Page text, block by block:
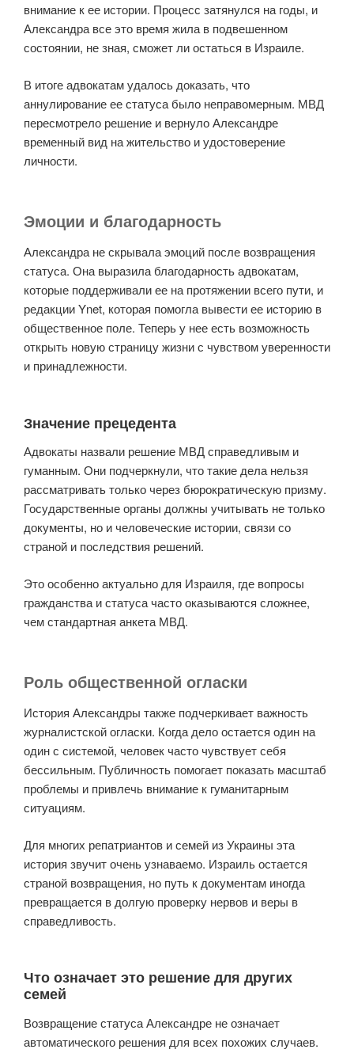
внимание к ее истории. Процесс затянулся на годы, и
Александра все это время жила в подвешенном
состоянии, не зная, сможет ли остаться в Израиле.
В итоге адвокатам удалось доказать, что
аннулирование ее статуса было неправомерным. МВД
пересмотрело решение и вернуло Александре
временный вид на жительство и удостоверение
личности.
Эмоции и благодарность
Александра не скрывала эмоций после возвращения
статуса. Она выразила благодарность адвокатам,
которые поддерживали ее на протяжении всего пути, и
редакции Ynet, которая помогла вывести ее историю в
общественное поле. Теперь у нее есть возможность
открыть новую страницу жизни с чувством уверенности
и принадлежности.
Значение прецедента
Адвокаты назвали решение МВД справедливым и
гуманным. Они подчеркнули, что такие дела нельзя
рассматривать только через бюрократическую призму.
Государственные органы должны учитывать не только
документы, но и человеческие истории, связи со
страной и последствия решений.
Это особенно актуально для Израиля, где вопросы
гражданства и статуса часто оказываются сложнее,
чем стандартная анкета МВД.
Роль общественной огласки
История Александры также подчеркивает важность
журналистской огласки. Когда дело остается один на
один с системой, человек часто чувствует себя
бессильным. Публичность помогает показать масштаб
проблемы и привлечь внимание к гуманитарным
ситуациям.
Для многих репатриантов и семей из Украины эта
история звучит очень узнаваемо. Израиль остается
страной возвращения, но путь к документам иногда
превращается в долгую проверку нервов и веры в
справедливость.
Что означает это решение для других
семей
Возвращение статуса Александре не означает
автоматического решения для всех похожих случаев.